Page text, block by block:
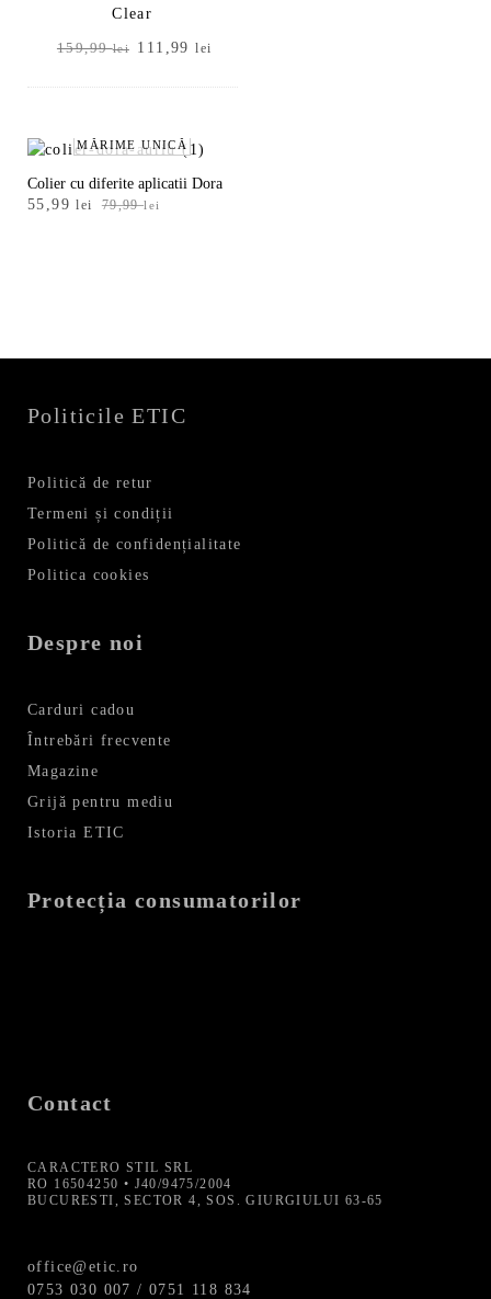
Clear
159,99lei
Prețul
a
159,99 lei.
111,99lei
este:
MĂRIME UNICĂ
Colier cu diferite aplicatii Dora
79,99lei
Prețul
55,99lei
Prețul
Politicile ETIC
Politică de retur
Termeni și condiții
Politică de confidențialitate
Politica cookies
Despre noi
Carduri cadou
Întrebări frecvente
Magazine
Grijă pentru mediu
Istoria ETIC
Protecția consumatorilor
Contact
CARACTERO STIL SRL
RO 16504250 • J40/9475/2004
BUCURESTI, SECTOR 4, SOS. GIURGIULUI 63-65
office@etic.ro
0753 030 007 / 0751 118 834